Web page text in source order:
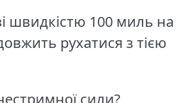
швидкістю 100 миль на
рухатися з тією